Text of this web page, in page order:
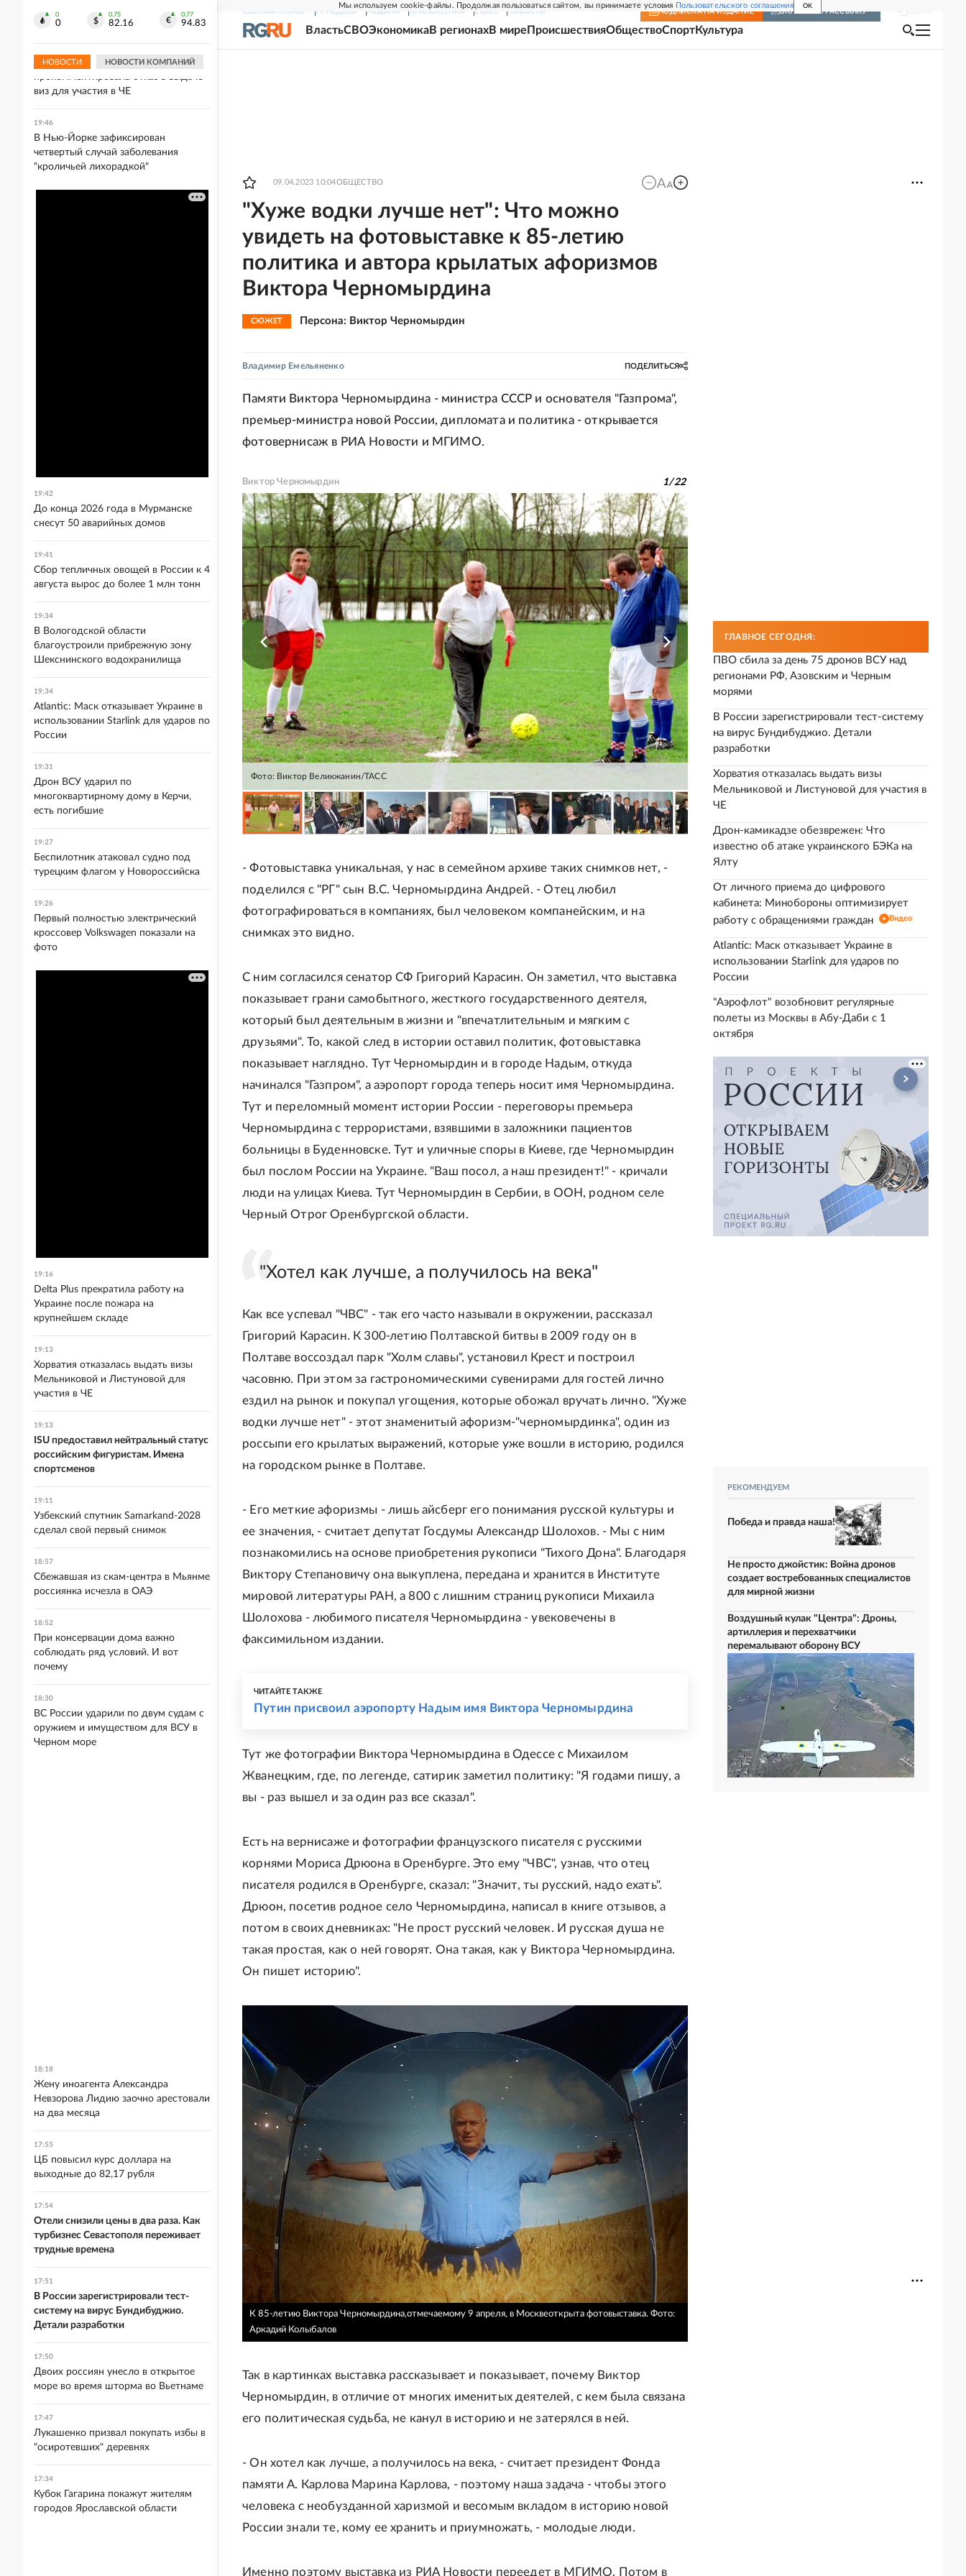
Мы используем cookie-файлы. Продолжая пользоваться сайтом, вы принимаете условия Пользовательского соглашения OK
СВЕЖИЙ НОМЕР РГ-НЕДЕЛЯ РОДИНА ПРИЛОЖЕНИЯ СОЮЗ НОВОСТИ ПОДПИСКА НА ИЗДАНИЕ ВКЛЮЧИТЬ РАССЫЛКУ
ВластьСВОЭкономикаВ регионахВ мире ПроисшествияОбществоСпортКультура
09.04.2023 10:04ОБЩЕСТВО
"Хуже водки лучше нет": Что можно
увидеть на фотовыставке к 85-летию
политика и автора крылатых афоризмов
Виктора Черномырдина
СЮЖЕТ Персона: Виктор Черномырдин
Владимир Емельяненко ПОДЕЛИТЬСЯ
Памяти Виктора Черномырдина - министра СССР и основателя "Газпрома",
премьер-министра новой России, дипломата и политика - открывается
фотовернисаж в РИА Новости и МГИМО.
Виктор Черномырдин 1/22
Фото: Виктор Великжанин/ТАСС
- Фотовыставка уникальная, у нас в семейном архиве таких снимков нет, -
поделился с "РГ" сын В.С. Черномырдина Андрей. - Отец любил
фотографироваться в компаниях, был человеком компанейским, и на
снимках это видно.
С ним согласился сенатор СФ Григорий Карасин. Он заметил, что выставка
показывает грани самобытного, жесткого государственного деятеля,
который был деятельным в жизни и "впечатлительным и мягким с
друзьями". То, какой след в истории оставил политик, фотовыставка
показывает наглядно. Тут Черномырдин и в городе Надым, откуда
начинался "Газпром", а аэропорт города теперь носит имя Черномырдина.
Тут и переломный момент истории России - переговоры премьера
Черномырдина с террористами, взявшими в заложники пациентов
больницы в Буденновске. Тут и уличные споры в Киеве, где Черномырдин
был послом России на Украине. "Ваш посол, а наш президент!" - кричали
люди на улицах Киева. Тут Черномырдин в Сербии, в ООН, родном селе
Черный Отрог Оренбургской области.
"Хотел как лучше, а получилось на века"
Как все успевал "ЧВС" - так его часто называли в окружении, рассказал
Григорий Карасин. К 300-летию Полтавской битвы в 2009 году он в
Полтаве воссоздал парк "Холм славы", установил Крест и построил
часовню. При этом за гастрономическими сувенирами для гостей лично
ездил на рынок и покупал угощения, которые обожал вручать лично. "Хуже
водки лучше нет" - этот знаменитый афоризм-"черномырдинка", один из
россыпи его крылатых выражений, которые уже вошли в историю, родился
на городском рынке в Полтаве.
- Его меткие афоризмы - лишь айсберг его понимания русской культуры и
ее значения, - считает депутат Госдумы Александр Шолохов. - Мы с ним
познакомились на основе приобретения рукописи "Тихого Дона". Благодаря
Виктору Степановичу она выкуплена, передана и хранится в Институте
мировой литературы РАН, а 800 с лишним страниц рукописи Михаила
Шолохова - любимого писателя Черномырдина - увековечены в
факсимильном издании.
ЧИТАЙТЕ ТАКЖЕ
Путин присвоил аэропорту Надым имя Виктора Черномырдина
Тут же фотографии Виктора Черномырдина в Одессе с Михаилом
Жванецким, где, по легенде, сатирик заметил политику: "Я годами пишу, а
вы - раз вышел и за один раз все сказал".
Есть на вернисаже и фотографии французского писателя с русскими
корнями Мориса Дрюона в Оренбурге. Это ему "ЧВС", узнав, что отец
писателя родился в Оренбурге, сказал: "Значит, ты русский, надо ехать".
Дрюон, посетив родное село Черномырдина, написал в книге отзывов, а
потом в своих дневниках: "Не прост русский человек. И русская душа не
такая простая, как о ней говорят. Она такая, как у Виктора Черномырдина.
Он пишет историю".
К 85-летию Виктора Черномырдина,отмечаемому 9 апреля, в Москвеоткрыта фотовыставка. Фото:
Аркадий Колыбалов
Так в картинках выставка рассказывает и показывает, почему Виктор
Черномырдин, в отличие от многих именитых деятелей, с кем была связана
его политическая судьба, не канул в историю и не затерялся в ней.
- Он хотел как лучше, а получилось на века, - считает президент Фонда
памяти А. Карлова Марина Карлова, - поэтому наша задача - чтобы этого
человека с необузданной харизмой и весомым вкладом в историю новой
России знали те, кому ее хранить и приумножать, - молодые люди.
Именно поэтому выставка из РИА Новости переедет в МГИМО. Потом в
ГЛАВНОЕ СЕГОДНЯ:
ПВО сбила за день 75 дронов ВСУ над
регионами РФ, Азовским и Черным
морями
В России зарегистрировали тест-систему
на вирус Бундибуджио. Детали
разработки
Хорватия отказалась выдать визы
Мельниковой и Листуновой для участия в
ЧЕ
Дрон-камикадзе обезврежен: Что
известно об атаке украинского БЭКа на
Ялту
От личного приема до цифрового
кабинета: Минобороны оптимизирует
работу с обращениями граждан
Видео
Atlantic: Маск отказывает Украине в
использовании Starlink для ударов по
России
"Аэрофлот" возобновит регулярные
полеты из Москвы в Абу-Даби с 1
октября
РЕКОМЕНДУЕМ
Победа и правда наша!
Не просто джойстик: Война дронов
создает востребованных специалистов
для мирной жизни
Воздушный кулак "Центра": Дроны,
артиллерия и перехватчики
перемалывают оборону ВСУ
0
0
0.75
82.16
0.77
94.83
НОВОСТИ НОВОСТИ КОМПАНИЙ
продюсер Уильям Орбит
Гимнастка Мельникова
прокомментировала отказ в выдаче
виз для участия в ЧЕ
19:46
В Нью-Йорке зафиксирован
четвертый случай заболевания
"кроличьей лихорадкой"
19:42
До конца 2026 года в Мурманске
снесут 50 аварийных домов
19:41
Сбор тепличных овощей в России к 4
августа вырос до более 1 млн тонн
19:34
В Вологодской области
благоустроили прибрежную зону
Шекснинского водохранилища
19:34
Atlantic: Маск отказывает Украине в
использовании Starlink для ударов по
России
19:31
Дрон ВСУ ударил по
многоквартирному дому в Керчи,
есть погибшие
19:27
Беспилотник атаковал судно под
турецким флагом у Новороссийска
19:26
Первый полностью электрический
кроссовер Volkswagen показали на
фото
19:16
Delta Plus прекратила работу на
Украине после пожара на
крупнейшем складе
19:13
Хорватия отказалась выдать визы
Мельниковой и Листуновой для
участия в ЧЕ
19:13
ISU предоставил нейтральный статус
российским фигуристам. Имена
спортсменов
19:11
Узбекский спутник Samarkand-2028
сделал свой первый снимок
18:57
Сбежавшая из скам-центра в Мьянме
россиянка исчезла в ОАЭ
18:52
При консервации дома важно
соблюдать ряд условий. И вот
почему
18:30
ВС России ударили по двум судам с
оружием и имуществом для ВСУ в
Черном море
18:18
Жену иноагента Александра
Невзорова Лидию заочно арестовали
на два месяца
17:55
ЦБ повысил курс доллара на
выходные до 82,17 рубля
17:54
Отели снизили цены в два раза. Как
турбизнес Севастополя переживает
трудные времена
17:51
В России зарегистрировали тест-
систему на вирус Бундибуджио.
Детали разработки
17:50
Двоих россиян унесло в открытое
море во время шторма во Вьетнаме
17:47
Лукашенко призвал покупать избы в
"осиротевших" деревнях
17:34
Кубок Гагарина покажут жителям
городов Ярославской области